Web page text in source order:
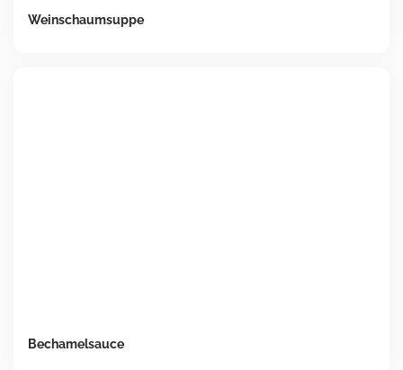
Weinschaumsuppe
Bechamelsauce